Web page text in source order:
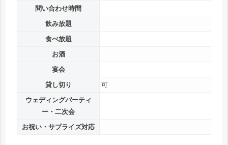
問い合わせ時間
飲み放題
食べ放題
お酒
宴会
貸し切り
可
ウェディングパーティ
ー・二次会
お祝い・サプライズ対応